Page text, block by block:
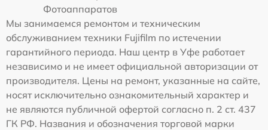
Фотоаппаратов
Мы занимаемся ремонтом и техническим
обслуживанием техники Fujifilm по истечении
гарантийного периода. Наш центр в Уфе работает
независимо и не имеет официальной авторизации от
производителя. Цены на ремонт, указанные на сайте,
носят исключительно ознакомительный характер и
не являются публичной офертой согласно п. 2 ст. 437
ГК РФ. Названия и обозначения торговой марки